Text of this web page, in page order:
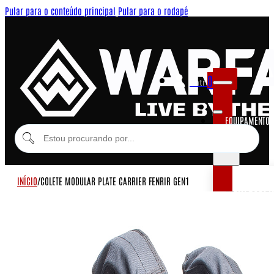
Pular para o conteúdo principal Pular para o rodapé
Entrar
0
EQUIPAMENTOS
INÍCIO/COLETE MODULAR PLATE CARRIER FENRIR GEN1